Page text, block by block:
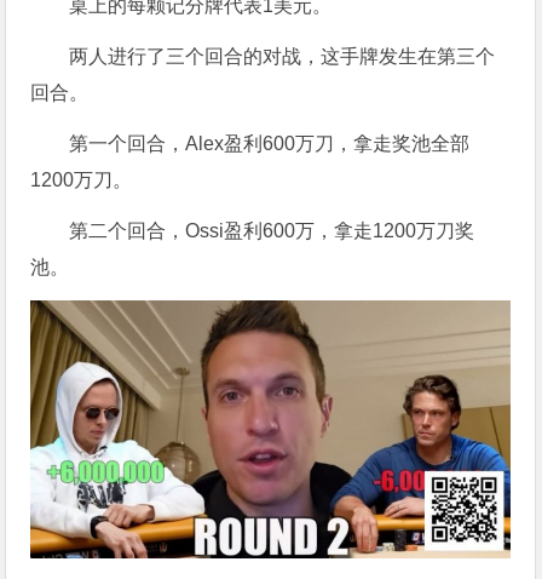
桌上的每颗记分牌代表1美元。
两人进行了三个回合的对战，这手牌发生在第三个
回合。
第一个回合，Alex盈利600万刀，拿走奖池全部
1200万刀。
第二个回合，Ossi盈利600万，拿走1200万刀奖
池。